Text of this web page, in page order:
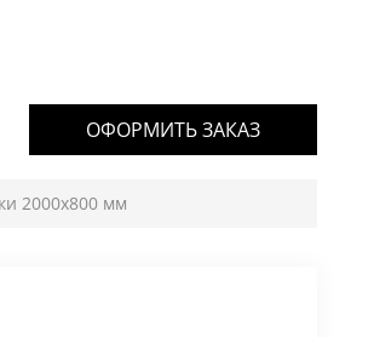
ОФОРМИТЬ ЗАКАЗ
2000х800 мм